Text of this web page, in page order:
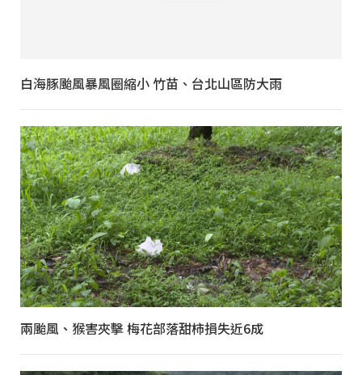
白海豚颱風暴風圈縮小 竹苗、台北山區防大雨
兩颱風、猴害夾擊 梅花部落甜柿損失近6成